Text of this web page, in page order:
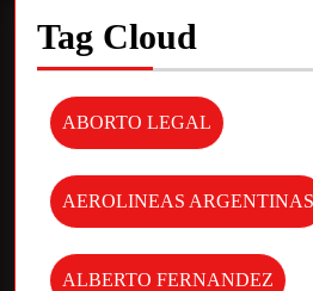
Tag Cloud
ABORTO LEGAL
AEROLINEAS ARGENTINAS
ALBERTO FERNANDEZ